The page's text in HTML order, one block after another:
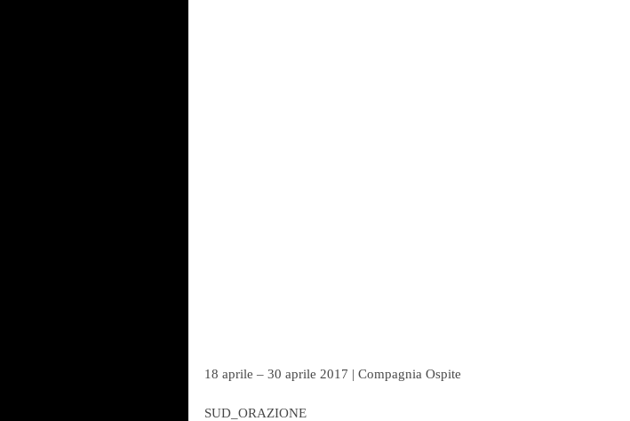
18 aprile – 30 aprile 2017 | Compagnia Ospite
SUD_ORAZIONE